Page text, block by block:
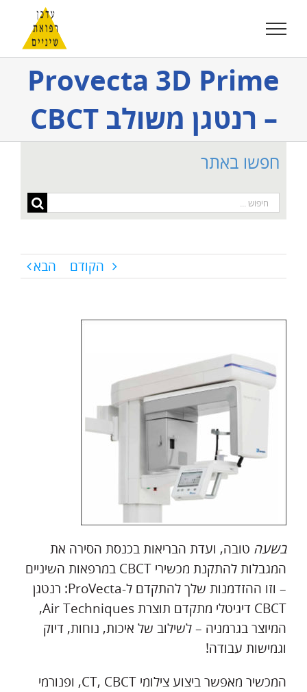
לתוכן
Provecta 3D Prime
– רנטגן משולב CBCT
הקודם הבא
בשעה טובה, ועדת הבריאות בכנסת הסירה את
המגבלות להתקנת מכשירי CBCT במרפאות השיניים
– וזו ההזדמנות שלך להתקדם ל-ProVecta: רנטגן
CBCT דיגיטלי מתקדם תוצרת Air Techniques,
המיוצר בגרמניה – לשילוב של איכות, נוחות, דיוק
וגמישות עבודה!
המכשיר מאפשר ביצוע צילומי CT, CBCT, ופנורמי
חפשו באתר
חיפוש...